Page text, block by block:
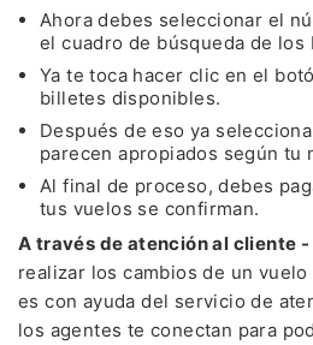
Ahora debes seleccionar el
el cuadro de búsqueda de los
Ya te toca hacer clic en el
billetes disponibles.
Después de eso ya
parecen apropiados según tu
Al final de proceso, debes
tus vuelos se confirman.
A través de atención al cliente -
realizar los cambios de un
es con ayuda del servicio de
los agentes te conectan para